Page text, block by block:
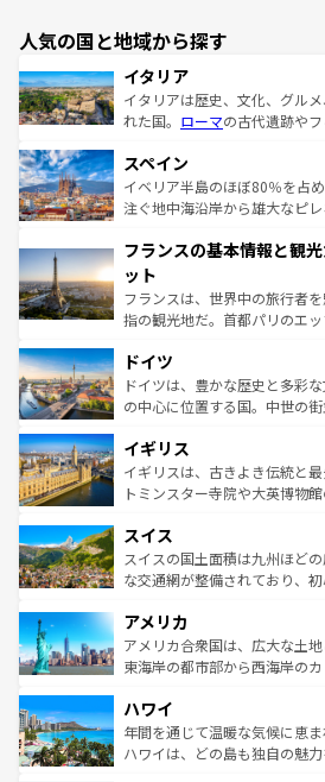
人気の国と地域から探す
イタリア
イタリアは歴史、文化、グル
れた国。 ローマの古代遺跡や
ろん、トスカーナの美しい田
景など、自然景観も見逃せな
ピザやパスタなど、絶品のイ
ませてくれるイタリアで、忘
なお、新着のイタリア情報は
しい。
スペイン
イベリア半島のほぼ80％を占
注ぐ地中海沿岸から雄大なピ
文化が根付くこの国では、情
れる闘牛、そして美味しいタ
る。首都マドリードの洗練さ
アートに溢れた街角から、地
せる。地方によって風土や気
性で訪
ンテンツ一覧を参照してほし
フランスの基本情報と観
ット
フランスは、世界中の旅行者
指の観光地だ。首都パリのエ
で、幅広い魅力が詰まってい
聖堂、美しいビーチ、そして
から魅了する。また、フラン
いる。シャンパンの発祥地であ
香り高いラベンダー畑など、
らに、パリ以外の地域にも魅
れる地方に足を運ぶとそれぞ
きるだろう。 なお、新着
を参照してほしい。
ドイツ
ドイツは、豊かな歴史と多彩
の中心に位置する国。中世の
顔を持つこの国は、どこを歩い
ルリンの文化的活気、バイエ
してライン川沿いのワイン畑
は、お酒好きな人にはぜひ体験してほし
ドイツ情報はコンテンツ一覧
イギリス
イギリスは、古きよき伝統と
トミンスター寺院や大英博物
リアごとに異なる魅力がある
ティー、ビール好きにはたま
戦など、本場だからこそでき
ンツ一覧を参照してほしい。
スイス
スイスの国土面積は九州ほど
な交通網が整備されており、
の建物がそのまま残る町や、ス
博物館もあり、アルプス観光
ことができる。国民の所得が
ば市内交通費無料で観光を楽しむこ
着のスイス情報はコンテンツ一
アメリカ
アメリカ合衆国は、広大な土
東海岸の都市部から西海岸の
のような巨大都市は、観光、シ
ンメントが詰まった刺激的な
西部には大自然が広がり、グ
ハワイ
年間を通じて温暖な気候に恵
ハワイは、どの島も独自の魅